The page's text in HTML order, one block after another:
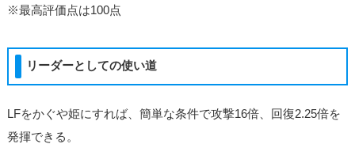
※最高評価点は100点
リーダーとしての使い道
LFをかぐや姫にすれば、簡単な条件で攻撃16倍、回復2.25倍を
発揮できる。